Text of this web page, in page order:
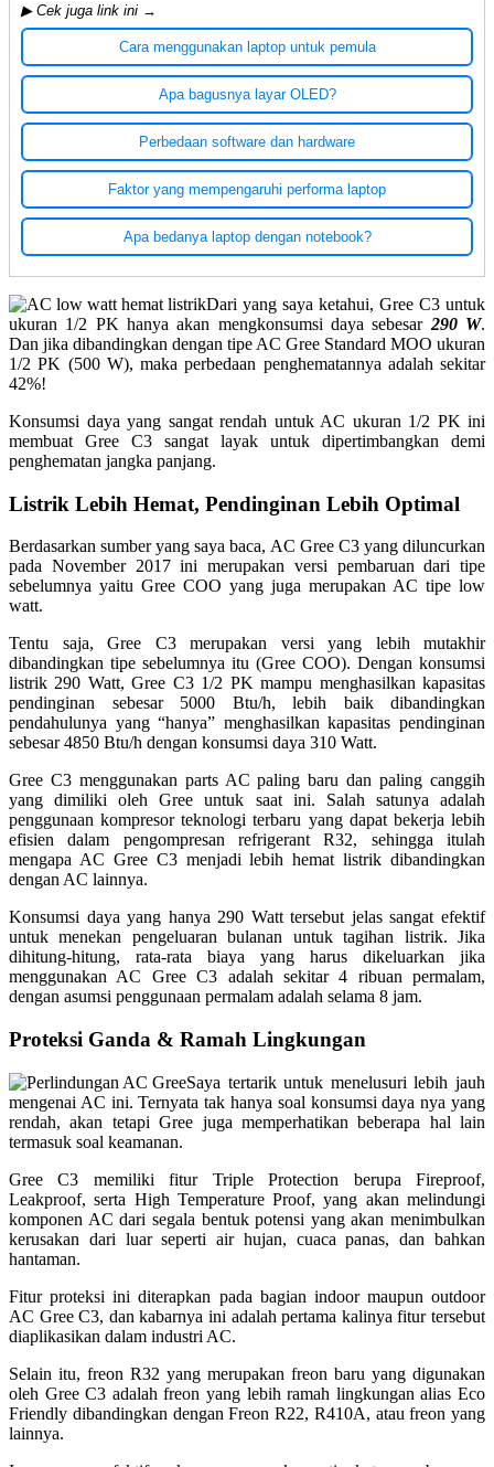
▶ Cek juga link ini →
Cara menggunakan laptop untuk pemula
Apa bagusnya layar OLED?
Perbedaan software dan hardware
Faktor yang mempengaruhi performa laptop
Apa bedanya laptop dengan notebook?
Dari yang saya ketahui, Gree C3 untuk
ukuran 1/2 PK hanya akan mengkonsumsi daya sebesar 290 W.
Dan jika dibandingkan dengan tipe AC Gree Standard MOO ukuran
1/2 PK (500 W), maka perbedaan penghematannya adalah sekitar
42%!
Konsumsi daya yang sangat rendah untuk AC ukuran 1/2 PK ini
membuat Gree C3 sangat layak untuk dipertimbangkan demi
penghematan jangka panjang.
Listrik Lebih Hemat, Pendinginan Lebih Optimal
Berdasarkan sumber yang saya baca, AC Gree C3 yang diluncurkan
pada November 2017 ini merupakan versi pembaruan dari tipe
sebelumnya yaitu Gree COO yang juga merupakan AC tipe low
watt.
Tentu saja, Gree C3 merupakan versi yang lebih mutakhir
dibandingkan tipe sebelumnya itu (Gree COO). Dengan konsumsi
listrik 290 Watt, Gree C3 1/2 PK mampu menghasilkan kapasitas
pendinginan sebesar 5000 Btu/h, lebih baik dibandingkan
pendahulunya yang “hanya” menghasilkan kapasitas pendinginan
sebesar 4850 Btu/h dengan konsumsi daya 310 Watt.
Gree C3 menggunakan parts AC paling baru dan paling canggih
yang dimiliki oleh Gree untuk saat ini. Salah satunya adalah
penggunaan kompresor teknologi terbaru yang dapat bekerja lebih
efisien dalam pengompresan refrigerant R32, sehingga itulah
mengapa AC Gree C3 menjadi lebih hemat listrik dibandingkan
dengan AC lainnya.
Konsumsi daya yang hanya 290 Watt tersebut jelas sangat efektif
untuk menekan pengeluaran bulanan untuk tagihan listrik. Jika
dihitung-hitung, rata-rata biaya yang harus dikeluarkan jika
menggunakan AC Gree C3 adalah sekitar 4 ribuan permalam,
dengan asumsi penggunaan permalam adalah selama 8 jam.
Proteksi Ganda & Ramah Lingkungan
Saya tertarik untuk menelusuri lebih jauh
mengenai AC ini. Ternyata tak hanya soal konsumsi daya nya yang
rendah, akan tetapi Gree juga memperhatikan beberapa hal lain
termasuk soal keamanan.
Gree C3 memiliki fitur Triple Protection berupa Fireproof,
Leakproof, serta High Temperature Proof, yang akan melindungi
komponen AC dari segala bentuk potensi yang akan menimbulkan
kerusakan dari luar seperti air hujan, cuaca panas, dan bahkan
hantaman.
Fitur proteksi ini diterapkan pada bagian indoor maupun outdoor
AC Gree C3, dan kabarnya ini adalah pertama kalinya fitur tersebut
diaplikasikan dalam industri AC.
Selain itu, freon R32 yang merupakan freon baru yang digunakan
oleh Gree C3 adalah freon yang lebih ramah lingkungan alias Eco
Friendly dibandingkan dengan Freon R22, R410A, atau freon yang
lainnya.